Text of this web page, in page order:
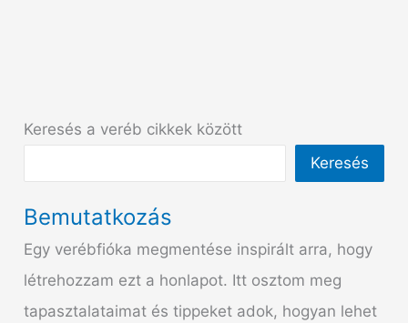
Keresés a veréb cikkek között
Keresés
Bemutatkozás
Egy verébfióka megmentése inspirált arra, hogy
létrehozzam ezt a honlapot. Itt osztom meg
tapasztalataimat és tippeket adok, hogyan lehet